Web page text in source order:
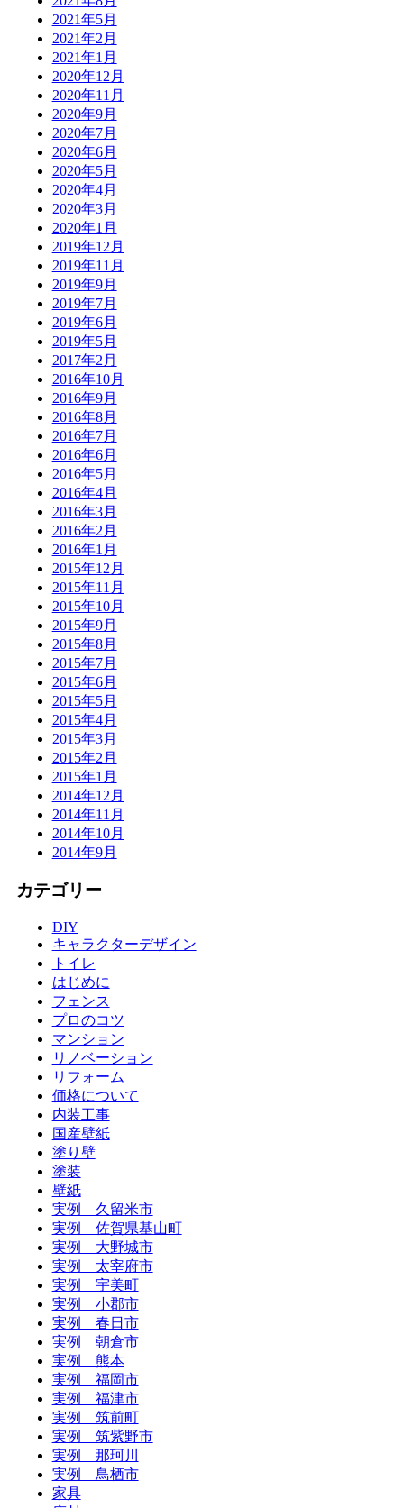
2021年5月
2021年2月
2021年1月
2020年12月
2020年11月
2020年9月
2020年7月
2020年6月
2020年5月
2020年4月
2020年3月
2020年1月
2019年12月
2019年11月
2019年9月
2019年7月
2019年6月
2019年5月
2017年2月
2016年10月
2016年9月
2016年8月
2016年7月
2016年6月
2016年5月
2016年4月
2016年3月
2016年2月
2016年1月
2015年12月
2015年11月
2015年10月
2015年9月
2015年8月
2015年7月
2015年6月
2015年5月
2015年4月
2015年3月
2015年2月
2015年1月
2014年12月
2014年11月
2014年10月
2014年9月
カテゴリー
DIY
キャラクターデザイン
トイレ
はじめに
フェンス
プロのコツ
マンション
リノベーション
リフォーム
価格について
内装工事
国産壁紙
塗り壁
塗装
壁紙
実例 久留米市
実例 佐賀県基山町
実例 大野城市
実例 太宰府市
実例 宇美町
実例 小郡市
実例 春日市
実例 朝倉市
実例 熊本
実例 福岡市
実例 福津市
実例 筑前町
実例 筑紫野市
実例 那珂川
実例 鳥栖市
家具